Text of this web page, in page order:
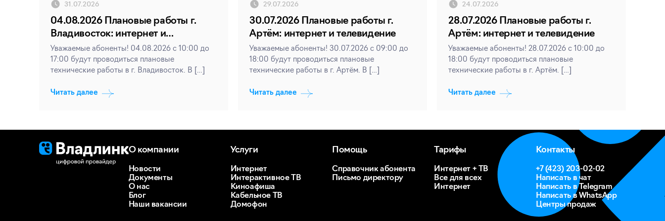
31.07.2026
04.08.2026 Плановые работы г.
Владивосток: интернет и
телевидение
Уважаемые абоненты! 04.08.2026 с 10:00 до
17:00 будут проводиться плановые
технические работы в г. Владивосток. В […]
Читать далее
29.07.2026
30.07.2026 Плановые работы г.
Артём: интернет и телевидение
Уважаемые абоненты! 30.07.2026 с 09:00 до
18:00 будут проводиться плановые
технические работы в г. Артём. В […]
Читать далее
24.07.2026
28.07.2026 Плановые работы г.
Артём: интернет и телевидение
Уважаемые абоненты! 28.07.2026 с 10:00 до
18:00 будут проводиться плановые
технические работы в г. Артём. […]
Читать далее
О компании
Новости
Документы
О нас
Блог
Наши вакансии
Услуги
Интернет
Интерактивное ТВ
Киноафиша
Кабельное ТВ
Домофон
Помощь
Справочник абонента
Письмо директору
Тарифы
Интернет + ТВ
Все для всех
Интернет
Контакты
+7 (423) 203-02-02
Написать в чат
Написать в Telegram
Написать в WhatsApp
Центры продаж